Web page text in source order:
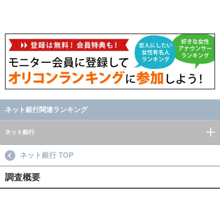
ネット銀行関連ランキング
ネット銀行
ネット銀行 TOP
調査概要